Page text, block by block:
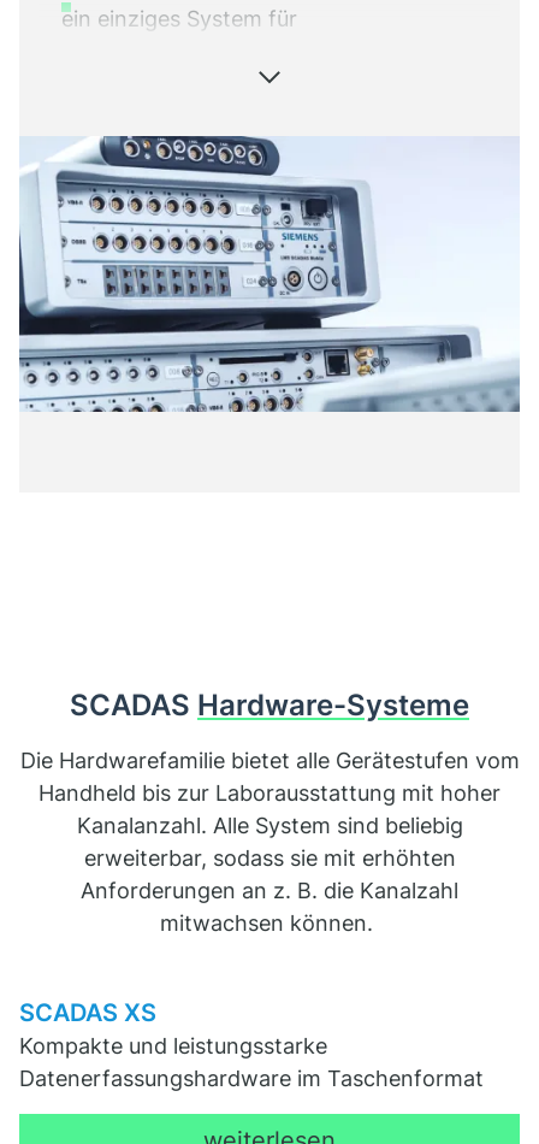
ein einziges System für
SCADAS Hardware-Systeme
Die Hardwarefamilie bietet alle Gerätestufen vom
Handheld bis zur Laborausstattung mit hoher
Kanalanzahl. Alle System sind beliebig
erweiterbar, sodass sie mit erhöhten
Anforderungen an z. B. die Kanalzahl
mitwachsen können.
SCADAS XS
Kompakte und leistungsstarke
Datenerfassungshardware im Taschenformat